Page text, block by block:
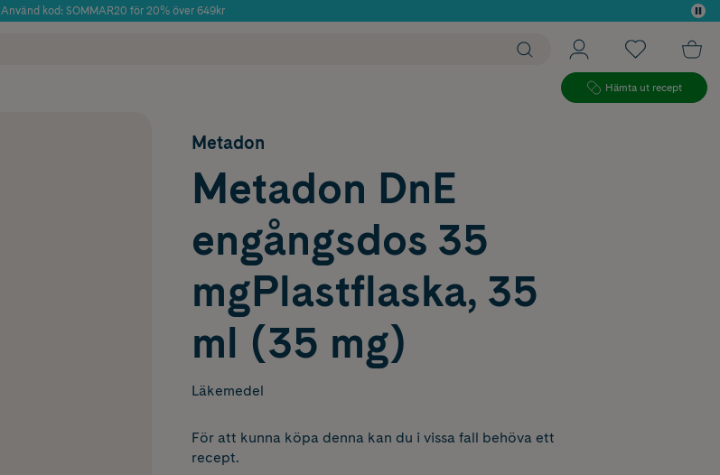
Använd kod: SOMMAR20 för 20% över 649kr
Hämta ut recept
Metadon
Metadon DnE
engångsdos 35
mgPlastflaska, 35
ml (35 mg)
Läkemedel
För att kunna köpa denna kan du i vissa fall behöva ett
recept.